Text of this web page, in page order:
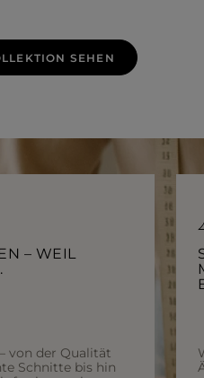
SEHEN
– WEIL
von der Qualität
Schnitte bis hin